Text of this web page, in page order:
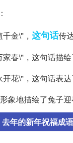
金\"， 这句话传
春\"，这句话描
花\"，这句话表
象地描绘了兔子
年的新年祝福成